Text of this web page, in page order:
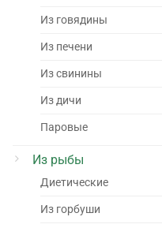
Из говядины
Из печени
Из свинины
Из дичи
Паровые
Из рыбы
Диетические
Из горбуши